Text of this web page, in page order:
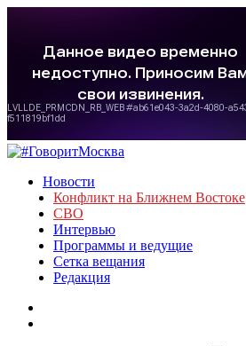
Новости
Конфликт на Ближнем Востоке
СВО
Интервью
Программы и ведущие
Сетка вещания
Редакция